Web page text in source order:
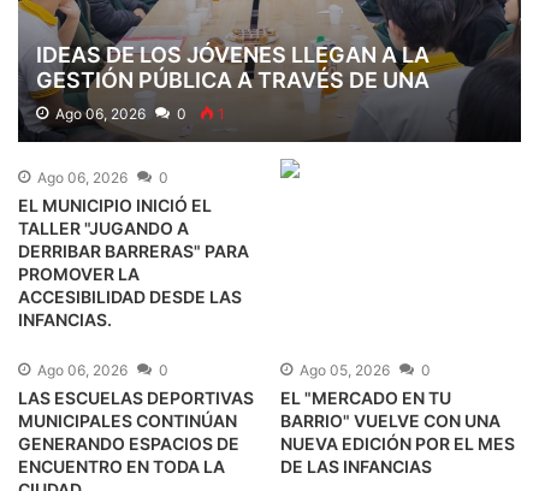
IDEAS DE LOS JÓVENES LLEGAN A LA
GESTIÓN PÚBLICA A TRAVÉS DE UNA
PROPUESTA EDUCATIVA
Ago 06, 2026 0 1
Ago 06, 2026 0
EL MUNICIPIO INICIÓ EL
TALLER "JUGANDO A
DERRIBAR BARRERAS" PARA
PROMOVER LA
ACCESIBILIDAD DESDE LAS
INFANCIAS.
Ago 06, 2026 0
LAS ESCUELAS DEPORTIVAS
MUNICIPALES CONTINÚAN
GENERANDO ESPACIOS DE
ENCUENTRO EN TODA LA
Ago 05, 2026 0
EL "MERCADO EN TU
BARRIO" VUELVE CON UNA
NUEVA EDICIÓN POR EL MES
DE LAS INFANCIAS